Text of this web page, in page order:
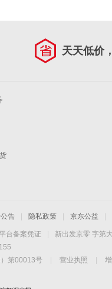
天天低价
告 隐私政策 京东公益
台备案凭证
新出发京零 字第
第00013号 营业执照